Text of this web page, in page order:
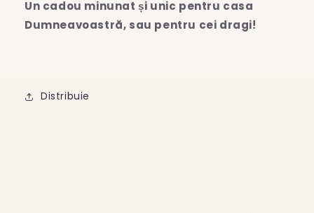
Un cadou minunat și unic pentru casa
Dumneavoastră, sau pentru cei dragi!
Distribuie